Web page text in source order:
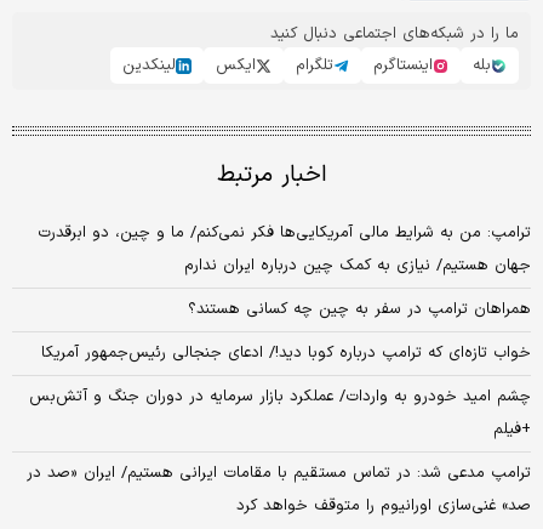
ما را در شبکه‌های اجتماعی دنبال کنید
بله
اینستاگرم تلگرام ایکس لینکدین
اخبار مرتبط
ترامپ: من به شرایط مالی آمریکایی‌ها فکر نمی‌کنم/ ما و چین، دو ابرقدرت
جهان هستیم/ نیازی به کمک چین درباره ایران ندارم
همراهان ترامپ در سفر به چین چه کسانی هستند؟
خواب تازه‌ای که ترامپ درباره کوبا دید!/ ادعای جنجالی رئیس‌جمهور آمریکا
چشم امید خودرو به واردات/ عملکرد بازار سرمایه در دوران جنگ و آتش‌بس
+فیلم
ترامپ مدعی شد: در تماس مستقیم با مقامات ایرانی هستیم/ ایران «صد در
صد» غنی‌سازی اورانیوم را متوقف خواهد کرد